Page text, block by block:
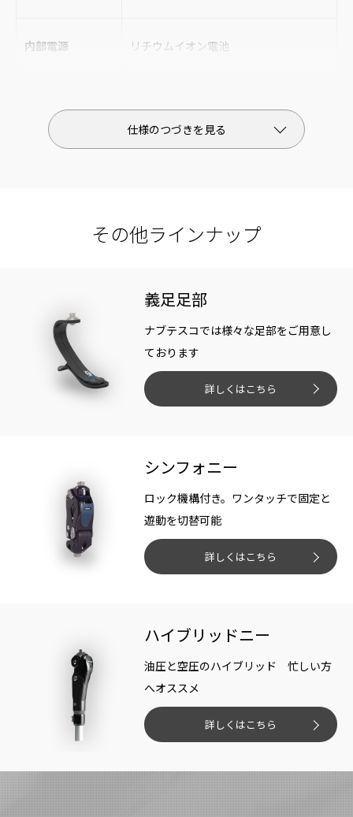
内部電源 リチウムイオン電池
充電時間 3時間
耐水性
適応範囲と体重制
適応範囲K1〜K3:最大125kg
適応範囲K4:最大100kg(一部のスポーツ
3年間 (定期メンテナンスが必要です)
Bluetooth
リモコンアプリ(iOS / Android): ユーザ
その他ラインナップ
義足足部
ナブテスコでは様々な足部をご用意し
ております
詳しくはこちら
シンフォニー
ロック機構付き。ワンタッチで固定と
遊動を切替可能
詳しくはこちら
ハイブリッドニー
油圧と空圧のハイブリッド 忙しい方
へオススメ
詳しくはこちら